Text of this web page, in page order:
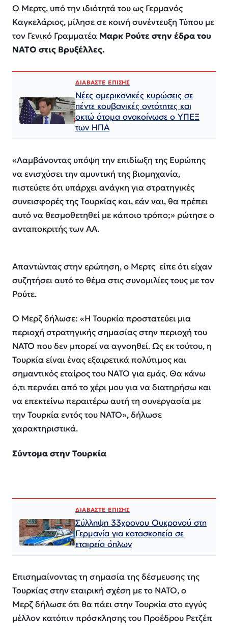
Ο Μερτς, υπό την ιδιότητά του ως Γερμανός
Καγκελάριος, μίλησε σε κοινή συνέντευξη Τύπου με
τον Γενικό Γραμματέα Μαρκ Ρούτε στην έδρα του
ΝΑΤΟ στις Βρυξέλλες.
ΔΙΑΒΑΣΤΕ ΕΠΙΣΗΣ
Νέες αμερικανικές κυρώσεις σε
πέντε κουβανικές οντότητες και
οκτώ άτομα ανακοίνωσε ο ΥΠΕΞ
των ΗΠΑ
«Λαμβάνοντας υπόψη την επιδίωξη της Ευρώπης
να ενισχύσει την αμυντική της βιομηχανία,
πιστεύετε ότι υπάρχει ανάγκη για στρατηγικές
συνεισφορές της Τουρκίας και, εάν ναι, θα πρέπει
αυτό να θεσμοθετηθεί με κάποιο τρόπο;» ρώτησε ο
ανταποκριτής των ΑΑ.
Απαντώντας στην ερώτηση, ο Μερτς είπε ότι είχαν
συζητήσει αυτό το θέμα στις συνομιλίες τους με τον
Ρούτε.
Ο Μερζ δήλωσε: «Η Τουρκία προστατεύει μια
περιοχή στρατηγικής σημασίας στην περιοχή του
ΝΑΤΟ που δεν μπορεί να αγνοηθεί. Ως εκ τούτου, η
Τουρκία είναι ένας εξαιρετικά πολύτιμος και
σημαντικός εταίρος του ΝΑΤΟ για εμάς. Θα κάνω
ό,τι περνάει από το χέρι μου για να διατηρήσω και
να επεκτείνω περαιτέρω αυτή τη συνεργασία με
την Τουρκία εντός του ΝΑΤΟ», δήλωσε
χαρακτηριστικά.
Σύντομα στην Τουρκία
ΔΙΑΒΑΣΤΕ ΕΠΙΣΗΣ
Σύλληψη 33χρονου Ουκρανού στη
Γερμανία για κατασκοπεία σε
εταιρεία όπλων
Επισημαίνοντας τη σημασία της δέσμευσης της
Τουρκίας στην εταιρική σχέση με το ΝΑΤΟ, ο
Μερζ δήλωσε ότι θα πάει στην Τουρκία στο εγγύς
μέλλον κατόπιν πρόσκλησης του Προέδρου Ρετζέπ